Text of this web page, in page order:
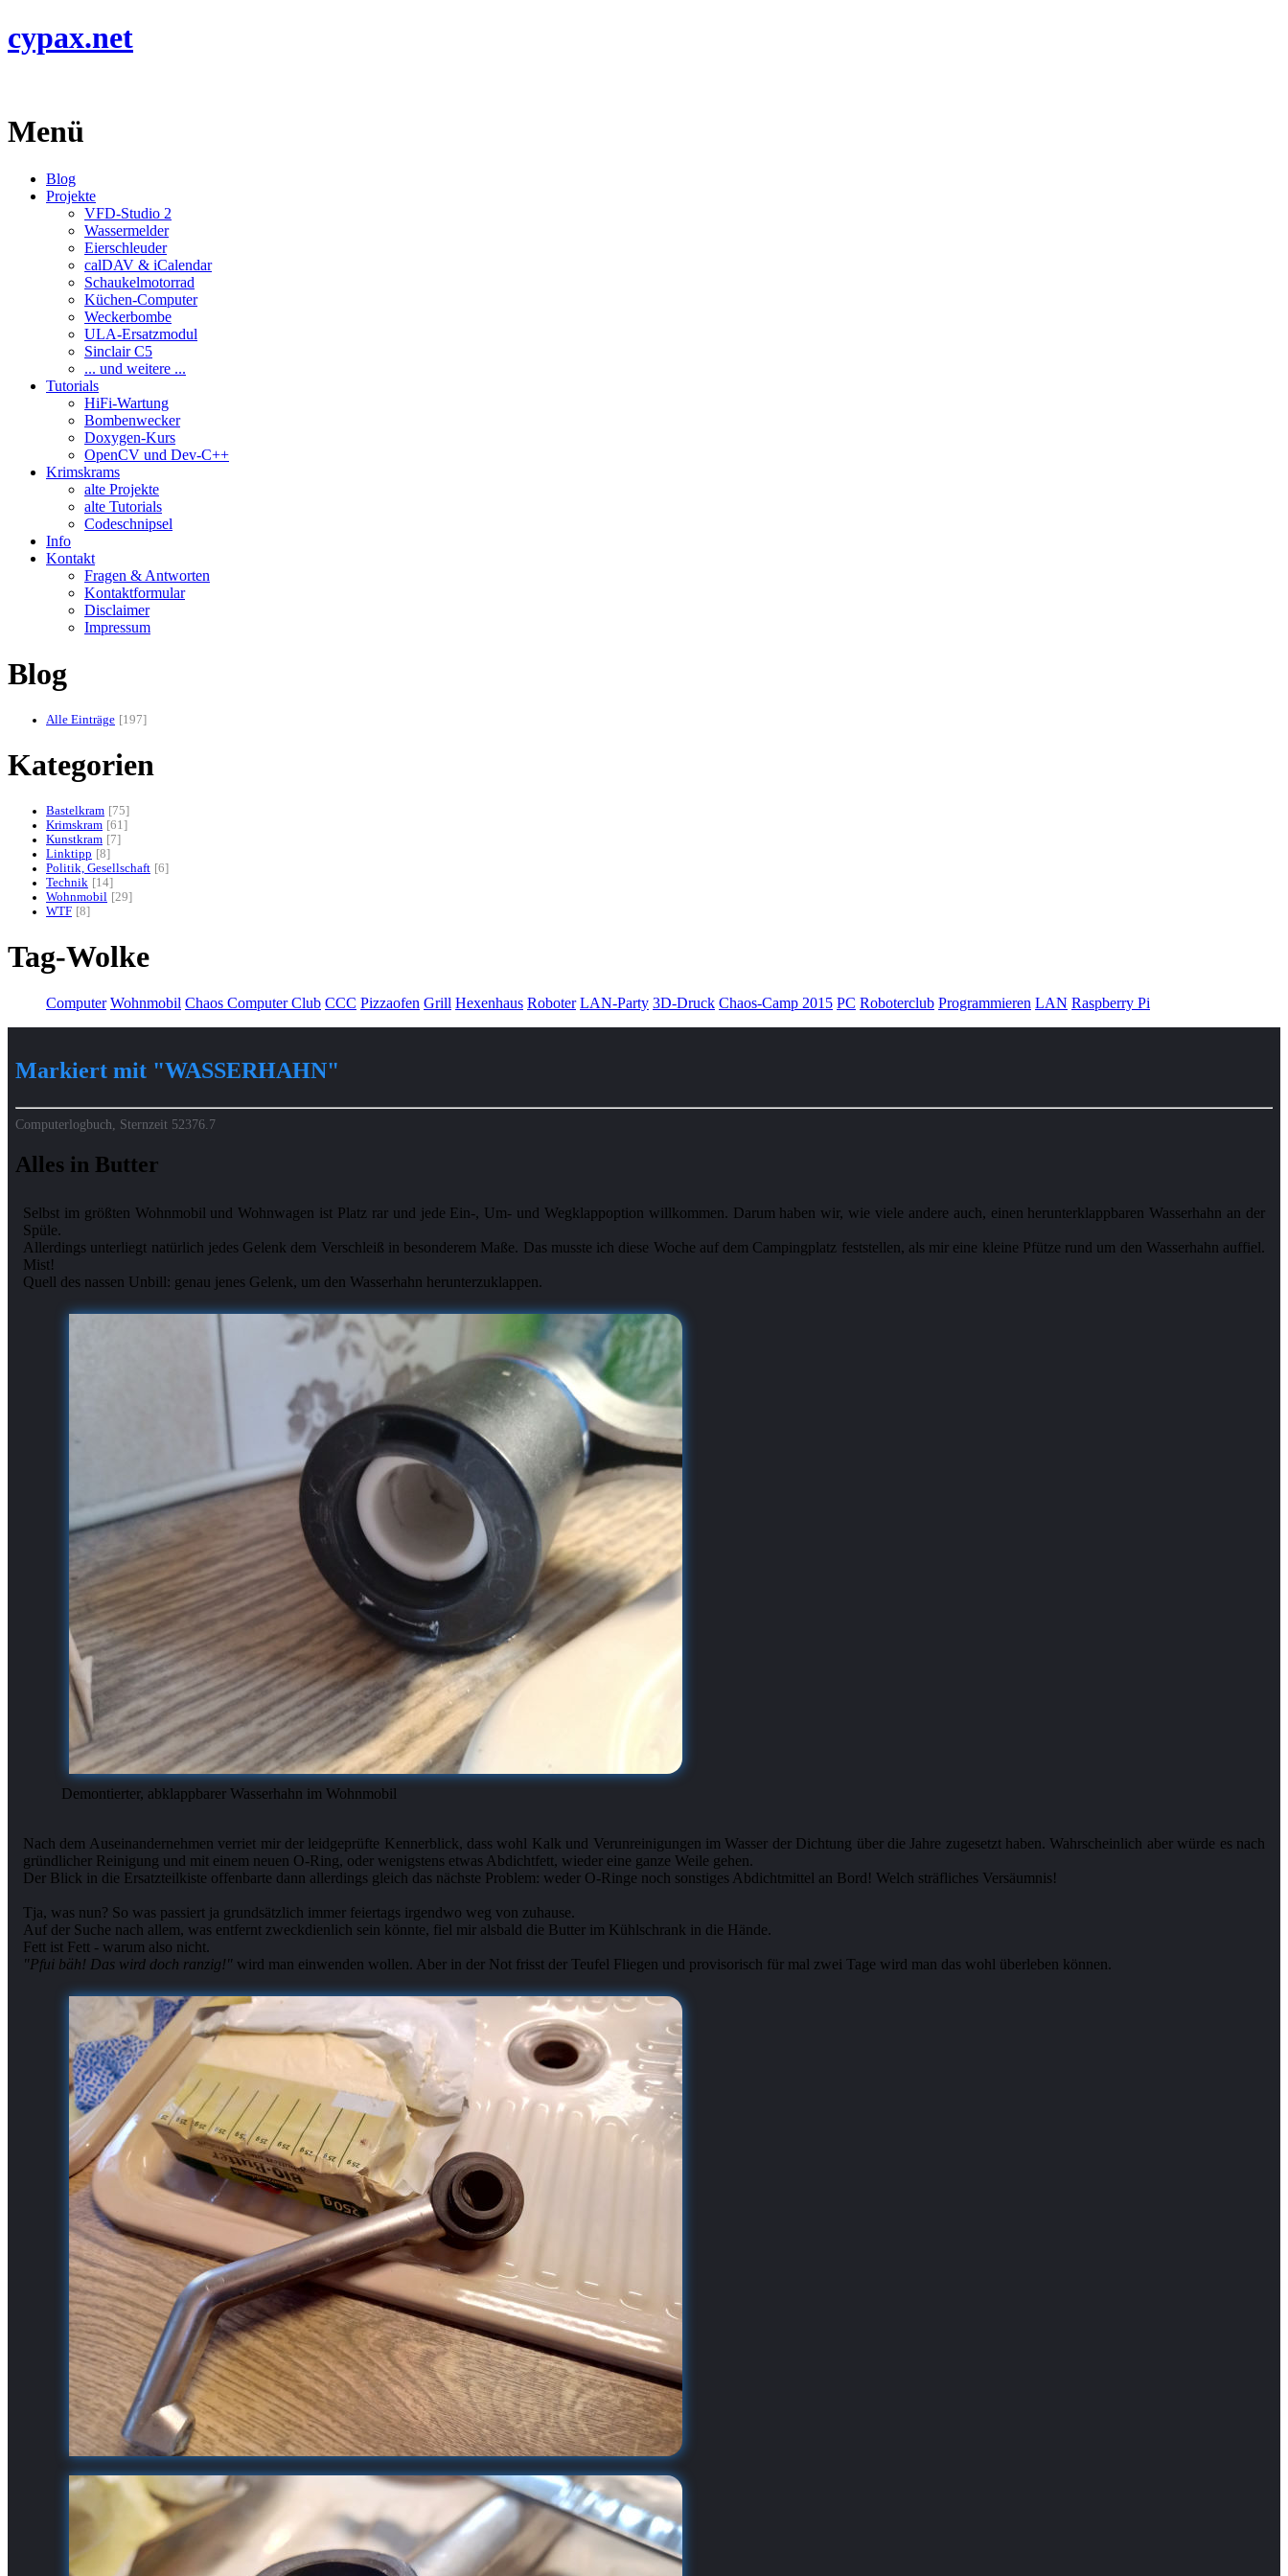
cypax.net
Menü
Blog
Projekte
VFD-Studio 2
Wassermelder
Eierschleuder
calDAV & iCalendar
Schaukelmotorrad
Küchen-Computer
Weckerbombe
ULA-Ersatzmodul
Sinclair C5
... und weitere ...
Tutorials
HiFi-Wartung
Bombenwecker
Doxygen-Kurs
OpenCV und Dev-C++
Krimskrams
alte Projekte
alte Tutorials
Codeschnipsel
Info
Kontakt
Fragen & Antworten
Kontaktformular
Disclaimer
Impressum
Blog
Alle Einträge 197
Kategorien
Bastelkram
75
Krimskram 61
Kunstkram
7
Linktipp
8
Politik, Gesellschaft 6
Technik
14
Wohnmobil
29
WTF 8
Tag-Wolke
Computer Wohnmobil Chaos Computer Club CCC Pizzaofen Grill Hexenhaus Roboter LAN-Party 3D-Druck Chaos-Camp 2015 PC Roboterclub Programmieren LAN Raspberry Pi
Markiert mit "WASSERHAHN"
Computerlogbuch, Sternzeit 52376.7
Alles in Butter
Selbst im größten Wohnmobil und Wohnwagen ist Platz rar und jede Ein-, Um- und Wegklappoption willkommen. Darum haben wir, wie viele andere auch, einen herunterklappbaren Wasserhahn an der
Spüle.
Allerdings unterliegt natürlich jedes Gelenk dem Verschleiß in besonderem Maße. Das musste ich diese Woche auf dem Campingplatz feststellen, als mir eine kleine Pfütze rund um den Wasserhahn auffiel.
Mist!
Demontierter, abklappbarer Wasserhahn im Wohnmobil
Nach dem Auseinandernehmen verriet mir der leidgeprüfte Kennerblick, dass wohl Kalk und Verunreinigungen im Wasser der Dichtung über die Jahre zugesetzt haben. Wahrscheinlich aber würde es nach
gründlicher Reinigung und mit einem neuen O-Ring, oder wenigstens etwas Abdichtfett, wieder eine ganze Weile gehen.
Der Blick in die Ersatzteilkiste offenbarte dann allerdings gleich das nächste Problem: weder O-Ringe noch sonstiges Abdichtmittel an Bord! Welch sträfliches Versäumnis!
Tja, was nun? So was passiert ja grundsätzlich immer feiertags irgendwo weg von zuhause.
Auf der Suche nach allem, was entfernt zweckdienlich sein könnte, fiel mir alsbald die Butter im Kühlschrank in die Hände.
"Pfui bäh! Das wird doch ranzig!"